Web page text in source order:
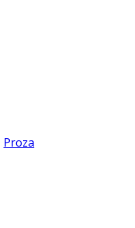
Proza